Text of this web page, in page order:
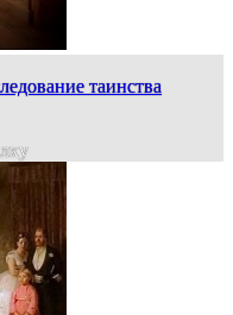
таинства